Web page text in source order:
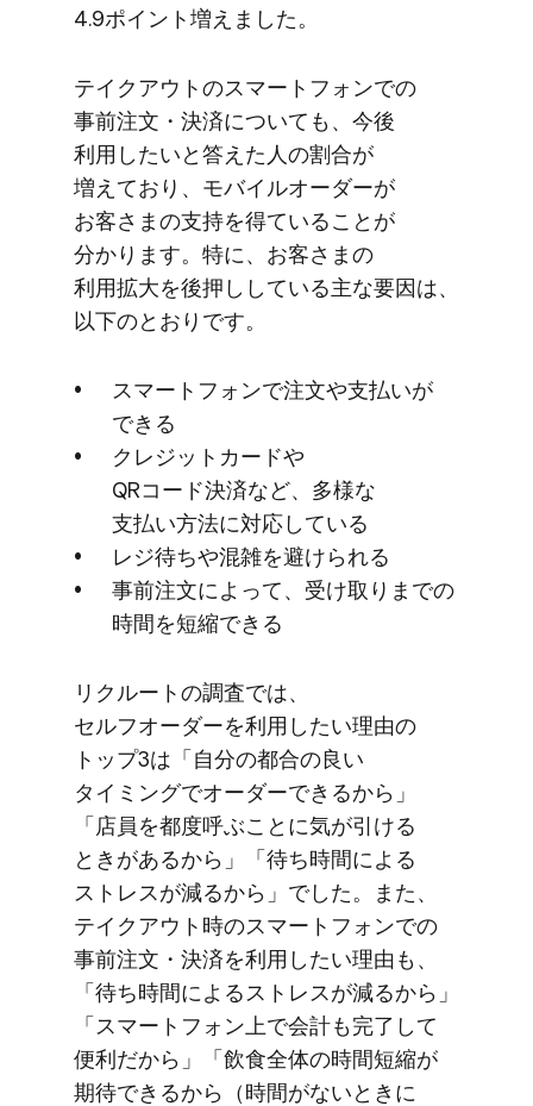
4.9ポイント増えました。
テイクアウトの​スマートフォンでの​
事前注文・決済に​ついても、​今後​
利用したいと​答えた​人の​割合が​
増えており、​モバイルオーダーが​
お客さまの​支持を​得ている​ことが​
分かります。​特に、​お客さまの​
利用拡大を​後押ししている​主な​要因は、​
以下の​とおりです。
スマートフォンで​注文や​支払いが​
できる
クレジットカードや​
QRコード決済など、​多様な​
支払い方​法に​対応している
レジ待ちや​混雑を​避けられる
事前注文に​よって、​受け取りまでの​
時間を​短縮できる
リクルートの​調査では、​
セルフオーダーを​利用したい​理由の​
トップ3は​「自分の​都合の​良い​
タイミングで​オーダーできるから」​
「店員を​都度呼ぶことに​気が​引ける​
ときが​あるから」​「待ち時間に​よる​
ストレスが​減るから」でした。​また、​
テイクアウト時の​スマートフォンでの​
事前注文・決済を​利用したい​理由も、​
「待ち時間に​よる​ストレスが​減るから」​
「スマートフォン上で​会計も​完了して​
便利だから」​「飲食全体の​時間短縮が​
期待できるから​（時間が​ない​ときに​